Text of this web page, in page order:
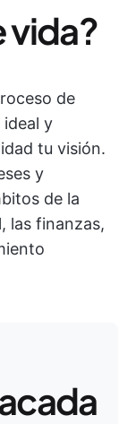
vida?
de
y
tu visión.
y
de la
las finanzas,